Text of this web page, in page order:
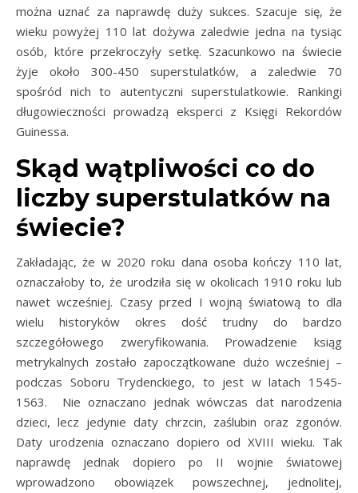
można uznać za naprawdę duży sukces. Szacuje się, że
wieku powyżej 110 lat dożywa zaledwie jedna na tysiąc
osób, które przekroczyły setkę. Szacunkowo na świecie
żyje około 300-450 superstulatków, a zaledwie 70
spośród nich to autentyczni superstulatkowie. Rankingi
długowieczności prowadzą eksperci z Księgi Rekordów
Guinessa.
Skąd wątpliwości co do
liczby superstulatków na
świecie?
Zakładając, że w 2020 roku dana osoba kończy 110 lat,
oznaczałoby to, że urodziła się w okolicach 1910 roku lub
nawet wcześniej. Czasy przed I wojną światową to dla
wielu historyków okres dość trudny do bardzo
szczegółowego zweryfikowania. Prowadzenie ksiąg
metrykalnych zostało zapoczątkowane dużo wcześniej –
podczas Soboru Trydenckiego, to jest w latach 1545-
1563. Nie oznaczano jednak wówczas dat narodzenia
dzieci, lecz jedynie daty chrzcin, zaślubin oraz zgonów.
Daty urodzenia oznaczano dopiero od XVIII wieku. Tak
naprawdę jednak dopiero po II wojnie światowej
wprowadzono obowiązek powszechnej, jednolitej,